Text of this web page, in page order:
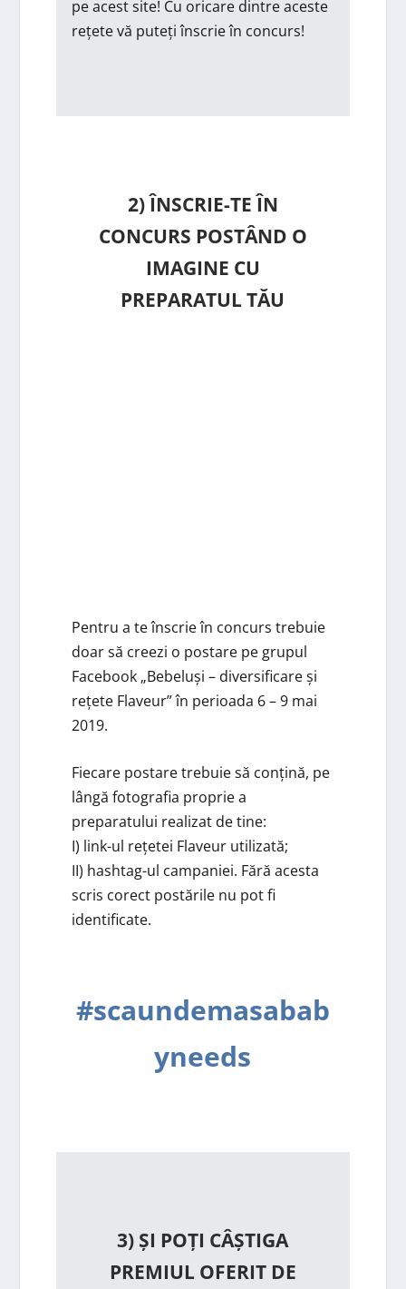
pe acest site! Cu oricare dintre aceste
rețete vă puteți înscrie în concurs!
2) ÎNSCRIE-TE ÎN
CONCURS POSTÂND O
IMAGINE CU
PREPARATUL TĂU
Pentru a te înscrie în concurs trebuie
doar să creezi o postare pe grupul
Facebook „Bebeluși – diversificare și
rețete Flaveur” în perioada 6 – 9 mai
2019.
Fiecare postare trebuie să conțină, pe
lângă fotografia proprie a
preparatului realizat de tine:
I) link-ul rețetei Flaveur utilizată;
II) hashtag-ul campaniei. Fără acesta
scris corect postările nu pot fi
identificate.
#scaundemasabab
yneeds
3) ȘI POȚI CÂȘTIGA
PREMIUL OFERIT DE